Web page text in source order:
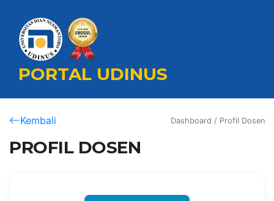
PORTAL UDINUS
Kembali Dashboard / Profil Dosen
PROFIL DOSEN